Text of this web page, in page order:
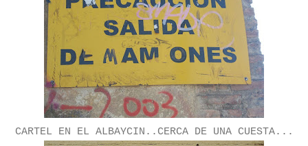
CARTEL EN EL ALBAYCIN..CERCA DE UNA CUESTA...